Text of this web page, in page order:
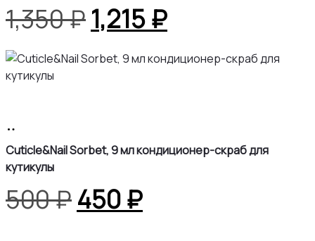
1,350₽Первоначальная
цена
1,215₽Текущая
цена:
корзину
Cuticle&Nail Sorbet, 9 мл кондиционер-скраб для
кутикулы
500₽Первоначальная
450₽Текущая